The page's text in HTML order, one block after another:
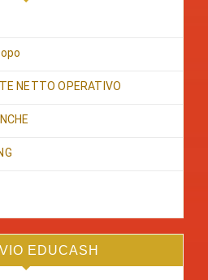
NETTO OPERATIVO
EDUCASH